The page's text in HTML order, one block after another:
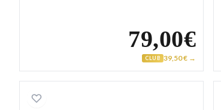
79,00€
CLUB 39,50 € →